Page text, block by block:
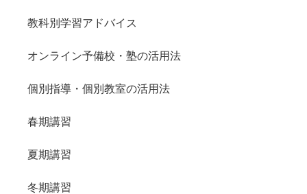
教科別学習アドバイス
オンライン予備校・塾の活用法
個別指導・個別教室の活用法
春期講習
夏期講習
冬期講習